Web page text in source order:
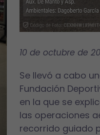
10 de octubre de
Se llevó a cabo
Fundación
en la que se
las operaciones
recorrido guiado